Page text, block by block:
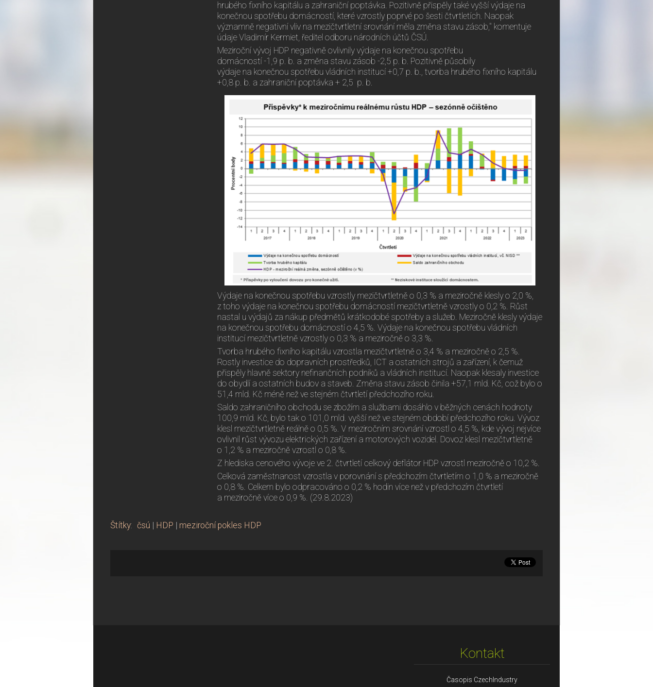
hrubého fixního kapitálu a zahraniční poptávka. Pozitivně přispěly také vyšší výdaje na
konečnou spotřebu domácností, které vzrostly poprvé po šesti čtvrtletích. Naopak
významně negativní vliv na mezičtvrtletní srovnání měla změna stavu zásob," komentuje
údaje Vladimír Kermiet, ředitel odboru národních účtů ČSÚ.
Meziroční vývoj HDP negativně ovlivnily výdaje na konečnou spotřebu
domácností -1,9 p. b. a změna stavu zásob -2,5 p. b. Pozitivně působily
výdaje na konečnou spotřebu vládních institucí +0,7 p. b., tvorba hrubého fixního kapitálu
+0,8 p. b. a zahraniční poptávka + 2,5 p. b.
Výdaje na konečnou spotřebu vzrostly mezičtvrtletně o 0,3 % a meziročně klesly o 2,0 %,
z toho výdaje na konečnou spotřebu domácností mezičtvrtletně vzrostly o 0,2 %. Růst
nastal u výdajů za nákup předmětů krátkodobé spotřeby a služeb. Meziročně klesly výdaje
na konečnou spotřebu domácností o 4,5 %. Výdaje na konečnou spotřebu vládních
institucí mezičtvrtletně vzrostly o 0,3 % a meziročně o 3,3 %.
Tvorba hrubého fixního kapitálu vzrostla mezičtvrtletně o 3,4 % a meziročně o 2,5 %.
Rostly investice do dopravních prostředků, ICT a ostatních strojů a zařízení, k čemuž
přispěly hlavně sektory nefinančních podniků a vládních institucí. Naopak klesaly investice
do obydlí a ostatních budov a staveb. Změna stavu zásob činila +57,1 mld. Kč, což bylo o
51,4 mld. Kč méně než ve stejném čtvrtletí předchozího roku.
Saldo zahraničního obchodu se zbožím a službami dosáhlo v běžných cenách hodnoty
100,9 mld. Kč, bylo tak o 101,0 mld. vyšší než ve stejném období předchozího roku. Vývoz
klesl mezičtvrtletně reálně o 0,5 %. V meziročním srovnání vzrostl o 4,5 %, kde vývoj nejvíce
ovlivnil růst vývozu elektrických zařízení a motorových vozidel. Dovoz klesl mezičtvrtletně
o 1,2 % a meziročně vzrostl o 0,8 %.
Z hlediska cenového vývoje ve 2. čtvrtletí celkový deflátor HDP vzrostl meziročně o 10,2 %.
Celková zaměstnanost vzrostla v porovnání s předchozím čtvrtletím o 1,0 % a meziročně
o 0,8 %. Celkem bylo odpracováno o 0,2 % hodin více než v předchozím čtvrtletí
a meziročně více o 0,9 %. (29.8.2023)
Štítky: čsú HDP meziroční pokles HDP
Kontakt
Časopis CzechIndustry